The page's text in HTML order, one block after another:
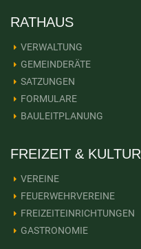
RATHAUS
VERWALTUNG
GEMEINDERÄTE
SATZUNGEN
FORMULARE
BAULEITPLANUNG
FREIZEIT & KULTUR
VEREINE
FEUERWEHRVEREINE
FREIZEITEINRICHTUNGEN
GASTRONOMIE